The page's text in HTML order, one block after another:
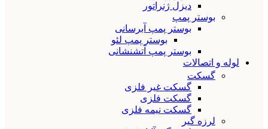
دیزل ژنراتور
بوستر پمپ
بوستر پمپ آبرسانی
بوستر پمپ لئو
بوستر پمپ آتشنشانی
لوله و اتصالات
گسکت
گسکت غیر فلزی
گسکت فلزی
گسکت نیمه فلزی
لرزه گیر